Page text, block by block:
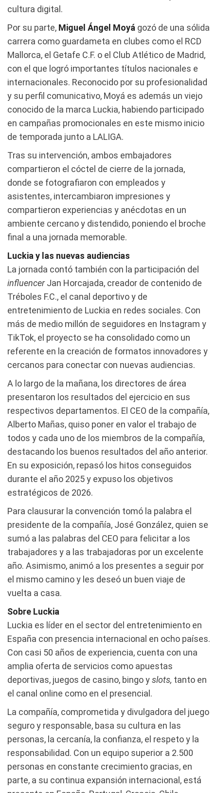
cultura digital.
Por su parte, Miguel Ángel Moyá gozó de una sólida
carrera como guardameta en clubes como el RCD
Mallorca, el Getafe C.F. o el Club Atlético de Madrid,
con el que logró importantes títulos nacionales e
internacionales. Reconocido por su profesionalidad
y su perfil comunicativo, Moyá es además un viejo
conocido de la marca Luckia, habiendo participado
en campañas promocionales en este mismo inicio
de temporada junto a LALIGA.
Tras su intervención, ambos embajadores
compartieron el cóctel de cierre de la jornada,
donde se fotografiaron con empleados y
asistentes, intercambiaron impresiones y
compartieron experiencias y anécdotas en un
ambiente cercano y distendido, poniendo el broche
final a una jornada memorable.
Luckia y las nuevas audiencias
La jornada contó también con la participación del
influencerJan Horcajada, creador de contenido de
Tréboles F.C., el canal deportivo y de
entretenimiento de Luckia en redes sociales. Con
más de medio millón de seguidores en Instagram y
TikTok, el proyecto se ha consolidado como un
referente en la creación de formatos innovadores y
cercanos para conectar con nuevas audiencias.
A lo largo de la mañana, los directores de área
presentaron los resultados del ejercicio en sus
respectivos departamentos. El CEO de la compañía,
Alberto Mañas, quiso poner en valor el trabajo de
todos y cada uno de los miembros de la compañía,
destacando los buenos resultados del año anterior.
En su exposición, repasó los hitos conseguidos
durante el año 2025 y expuso los objetivos
estratégicos de 2026.
Para clausurar la convención tomó la palabra el
presidente de la compañía, José González, quien se
sumó a las palabras del CEO para felicitar a los
trabajadores y a las trabajadoras por un excelente
año. Asimismo, animó a los presentes a seguir por
el mismo camino y les deseó un buen viaje de
vuelta a casa.
Sobre Luckia
Luckia es líder en el sector del entretenimiento en
España con presencia internacional en ocho países.
Con casi 50 años de experiencia, cuenta con una
amplia oferta de servicios como apuestas
deportivas, juegos de casino, bingo yslots, tanto en
el canal online como en el presencial.
La compañía, comprometida y divulgadora del juego
seguro y responsable, basa su cultura en las
personas, la cercanía, la confianza, el respeto y la
responsabilidad. Con un equipo superior a 2.500
personas en constante crecimiento gracias, en
parte, a su continua expansión internacional, está